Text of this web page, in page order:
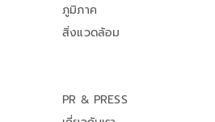
ภูมิภาค
สิ่งแวดล้อม
PR & PRESS